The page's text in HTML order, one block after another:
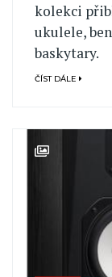
kolekci
ukulele,
baskytary.
ČÍST DÁLE